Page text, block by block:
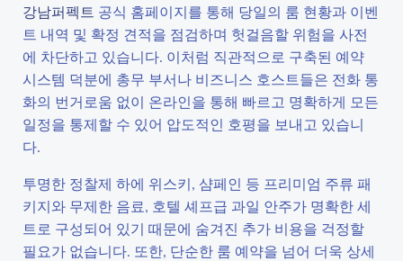
강남퍼펙트 공식 홈페이지를 통해 당일의 룸 현황과 이벤
트 내역 및 확정 견적을 점검하며 헛걸음할 위험을 사전
에 차단하고 있습니다. 이처럼 직관적으로 구축된 예약
시스템 덕분에 총무 부서나 비즈니스 호스트들은 전화 통
화의 번거로움 없이 온라인을 통해 빠르고 명확하게 모든
일정을 통제할 수 있어 압도적인 호평을 보내고 있습니
다.
투명한 정찰제 하에 위스키, 샴페인 등 프리미엄 주류 패
키지와 무제한 음료, 호텔 셰프급 과일 안주가 명확한 세
트로 구성되어 있기 때문에 숨겨진 추가 비용을 걱정할
필요가 없습니다. 또한, 단순한 룸 예약을 넘어 더욱 상세